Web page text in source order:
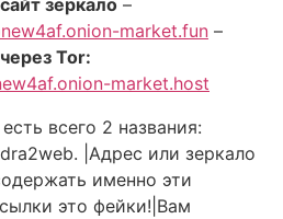
market.fun –
Tor:
market.host
всего 2 названия:
|Адрес или зеркало
именно эти
это фейки!|Вам